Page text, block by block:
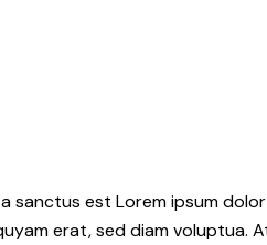
est Lorem ipsum
erat, sed diam voluptua.